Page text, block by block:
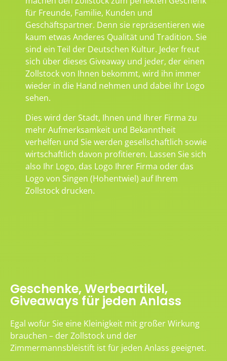
für Freunde, Familie, Kunden und
Geschäftspartner. Denn sie repräsentieren wie
kaum etwas Anderes Qualität und Tradition. Sie
sind ein Teil der Deutschen Kultur. Jeder freut
sich über dieses Giveaway und jeder, der einen
Zollstock von Ihnen bekommt, wird ihn immer
wieder in die Hand nehmen und dabei Ihr Logo
sehen.
Dies wird der Stadt, Ihnen und Ihrer Firma zu
mehr Aufmerksamkeit und Bekanntheit
verhelfen und Sie werden gesellschaftlich sowie
wirtschaftlich davon profitieren. Lassen Sie sich
also Ihr Logo, das Logo Ihrer Firma oder das
Logo von Singen (Hohentwiel) auf Ihrem
Zollstock drucken.
Geschenke, Werbeartikel,
Giveaways für jeden Anlass
Egal wofür Sie eine Kleinigkeit mit großer Wirkung
brauchen – der Zollstock und der
Zimmermannsbleistift ist für jeden Anlass geeignet.